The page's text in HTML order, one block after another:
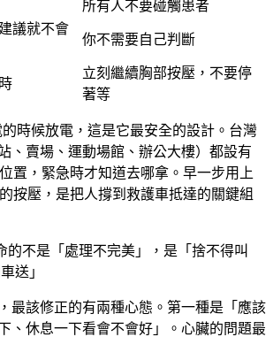
所有人不要碰觸患者
議就不會
你不需要自己判斷
立刻繼續胸部按壓，不要停
著等
時候放電，這是它最安全的設計。台灣
、賣場、運動場館、辦公大樓）都設有
置，緊急時才知道去哪拿。早一步用上
按壓，是把人撐到救護車抵達的關鍵組
的不是「處理不完美」，是「捨不得叫
送」
最該修正的有兩種心態。第一種是「應該
、休息一下看會不會好」。心臟的問題最